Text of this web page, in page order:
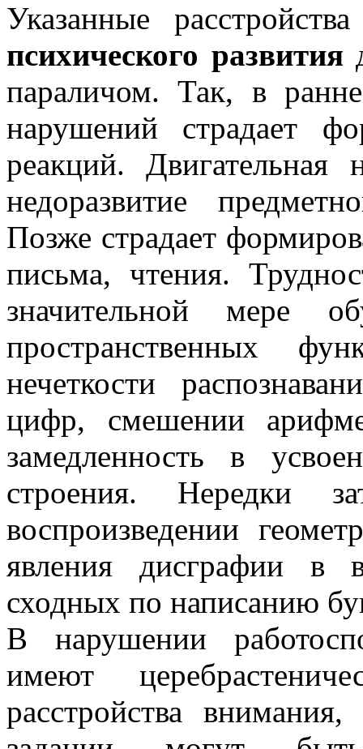
Указанные
психического развития
параличом. Так, в
нарушений страдает
реакций. Двигательная
недоразвитие
Позже страдает
письма, чтения.
значительной мере
пространственных
нечеткости
цифр, смешении
замедленность в
строения. Нередки
воспроизведении
явления дисграфии в
сходных по написанию
В нарушении
имеют
расстройства